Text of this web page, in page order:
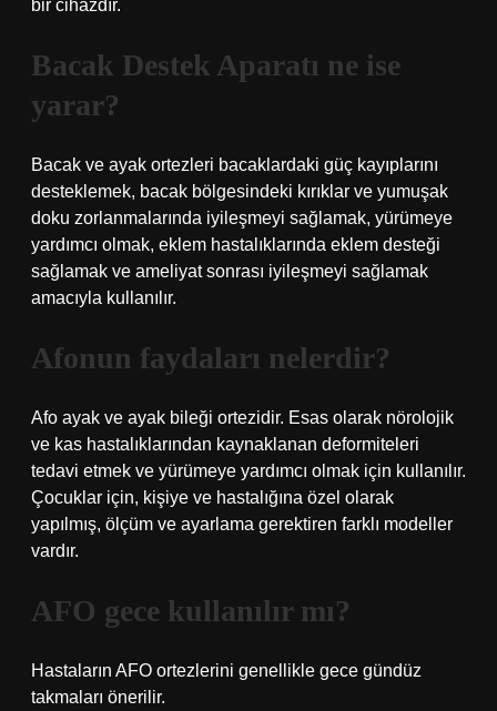
bir cihazdır.
Bacak Destek Aparatı ne ise
yarar?
Bacak ve ayak ortezleri bacaklardaki güç kayıplarını
desteklemek, bacak bölgesindeki kırıklar ve yumuşak
doku zorlanmalarında iyileşmeyi sağlamak, yürümeye
yardımcı olmak, eklem hastalıklarında eklem desteği
sağlamak ve ameliyat sonrası iyileşmeyi sağlamak
amacıyla kullanılır.
Afonun faydaları nelerdir?
Afo ayak ve ayak bileği ortezidir. Esas olarak nörolojik
ve kas hastalıklarından kaynaklanan deformiteleri
tedavi etmek ve yürümeye yardımcı olmak için kullanılır.
Çocuklar için, kişiye ve hastalığına özel olarak
yapılmış, ölçüm ve ayarlama gerektiren farklı modeller
vardır.
AFO gece kullanılır mı?
Hastaların AFO ortezlerini genellikle gece gündüz
takmaları önerilir.